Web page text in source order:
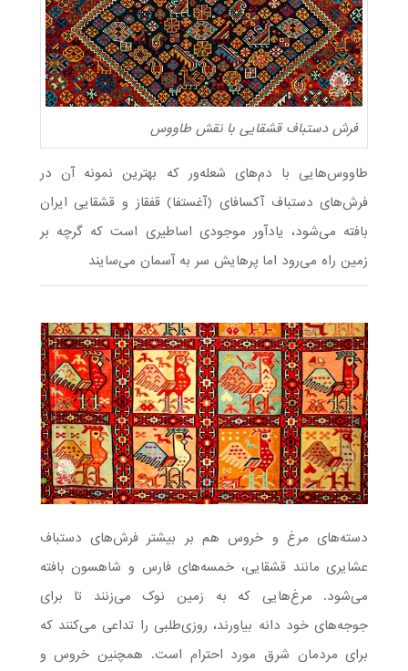
فرش دستباف قشقایی با نقش طاووس
طاووس‌هایی با دم‌های شعله‌ور که بهترین نمونه آن در
فرش‌های دستباف آکسافای (آغستفا) قفقاز و قشقایی ایران
بافته می‌شود، یادآور موجودی اساطیری است که گرچه بر
زمین راه می‌رود اما پرهایش سر به آسمان می‌‎سایند
دسته‌های مرغ و خروس هم بر بیشتر فرش‌های دستباف
عشایری مانند قشقایی‌، خمسه‌های فارس و شاهسون‌ بافته
می‌شود. مرغ‌هایی که به زمین نوک می‌زنند تا برای
جوجه‌های خود دانه بیاورند، روزی‌طلبی را تداعی می‌کنند که
برای مردمان شرق مورد احترام است. همچنین خروس و